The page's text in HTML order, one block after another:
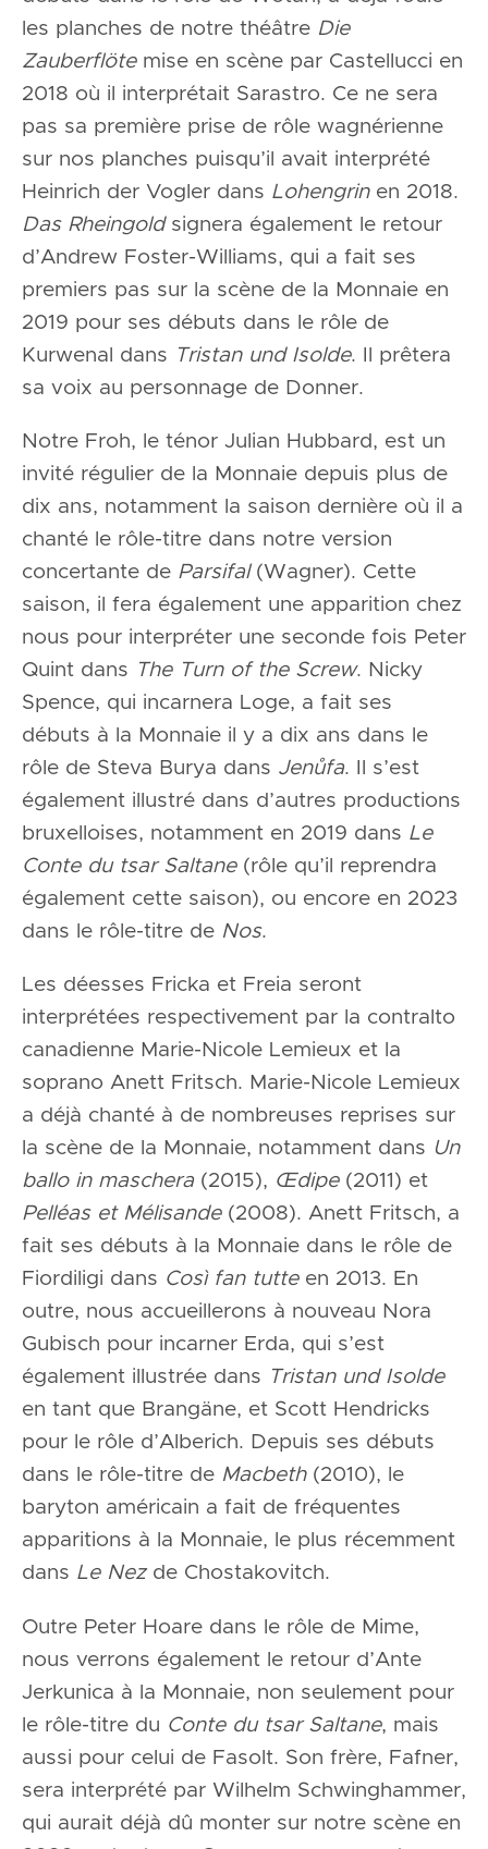
les planches de notre théâtre Die
Zauberflötemise en scène par Castellucci en
2018 où il interprétait Sarastro. Ce ne sera
pas sa première prise de rôle wagnérienne
sur nos planches puisqu’il avait interprété
Heinrich der Vogler dans Lohengrinen 2018.
Das Rheingoldsignera également le retour
d’Andrew Foster-Williams, qui a fait ses
premiers pas sur la scène de la Monnaie en
2019 pour ses débuts dans le rôle de
Kurwenal dans Tristan und Isolde. Il prêtera
sa voix au personnage de Donner.
Notre Froh, le ténor Julian Hubbard, est un
invité régulier de la Monnaie depuis plus de
dix ans, notamment la saison dernière où il a
chanté le rôle-titre dans notre version
concertante de Parsifal(Wagner). Cette
saison, il fera également une apparition chez
nous pour interpréter une seconde fois Peter
Quint dans The Turn of the Screw. Nicky
Spence, qui incarnera Loge, a fait ses
débuts à la Monnaie il y a dix ans dans le
rôle de Steva Burya dans Jenůfa. Il s’est
également illustré dans d’autres productions
bruxelloises, notamment en 2019 dans Le
Conte du tsar Saltane(rôle qu’il reprendra
également cette saison), ou encore en 2023
dans le rôle-titre de Nos.
Les déesses Fricka et Freia seront
interprétées respectivement par la contralto
canadienne Marie-Nicole Lemieux et la
soprano Anett Fritsch. Marie-Nicole Lemieux
a déjà chanté à de nombreuses reprises sur
la scène de la Monnaie, notamment dans Un
ballo in maschera(2015), Œdipe(2011) et
Pelléas et Mélisande(2008). Anett Fritsch, a
fait ses débuts à la Monnaie dans le rôle de
Fiordiligi dans Così fan tutteen 2013. En
outre, nous accueillerons à nouveau Nora
Gubisch pour incarner Erda, qui s’est
également illustrée dans Tristan und Isolde
en tant que Brangäne, et Scott Hendricks
pour le rôle d’Alberich. Depuis ses débuts
dans le rôle-titre de Macbeth(2010), le
baryton américain a fait de fréquentes
apparitions à la Monnaie, le plus récemment
dans Le Nezde Chostakovitch.
Outre Peter Hoare dans le rôle de Mime,
nous verrons également le retour d’Ante
Jerkunica à la Monnaie, non seulement pour
le rôle-titre du Conte du tsar Saltane, mais
aussi pour celui de Fasolt. Son frère, Fafner,
sera interprété par Wilhelm Schwinghammer,
qui aurait déjà dû monter sur notre scène en